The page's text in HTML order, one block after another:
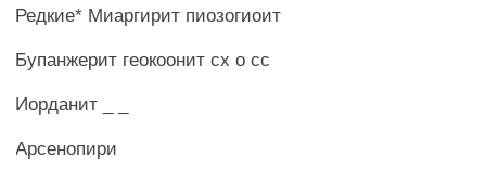
Редкие* Миаргирит пиозогиоит
Бупанжерит геокоонит сх о сс
Иорданит _ _
Арсенопири